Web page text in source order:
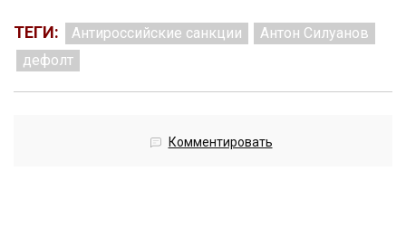
ТЕГИ: Антироссийские санкции
Антон Силуанов
дефолт
Комментировать